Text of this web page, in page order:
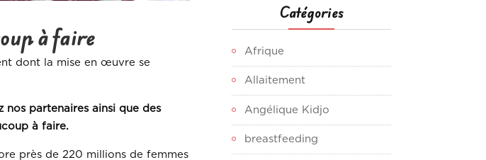
à faire
dont la mise en œuvre se
nos partenaires ainsi que des
à faire.
près de 220 millions de femmes
Catégories
Afrique
Allaitement
Angélique Kidjo
breastfeeding